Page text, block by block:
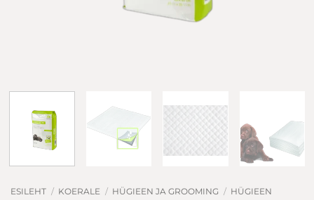
ESILEHT / KOERALE / HÜGIEEN JA GROOMING / HÜGIEEN